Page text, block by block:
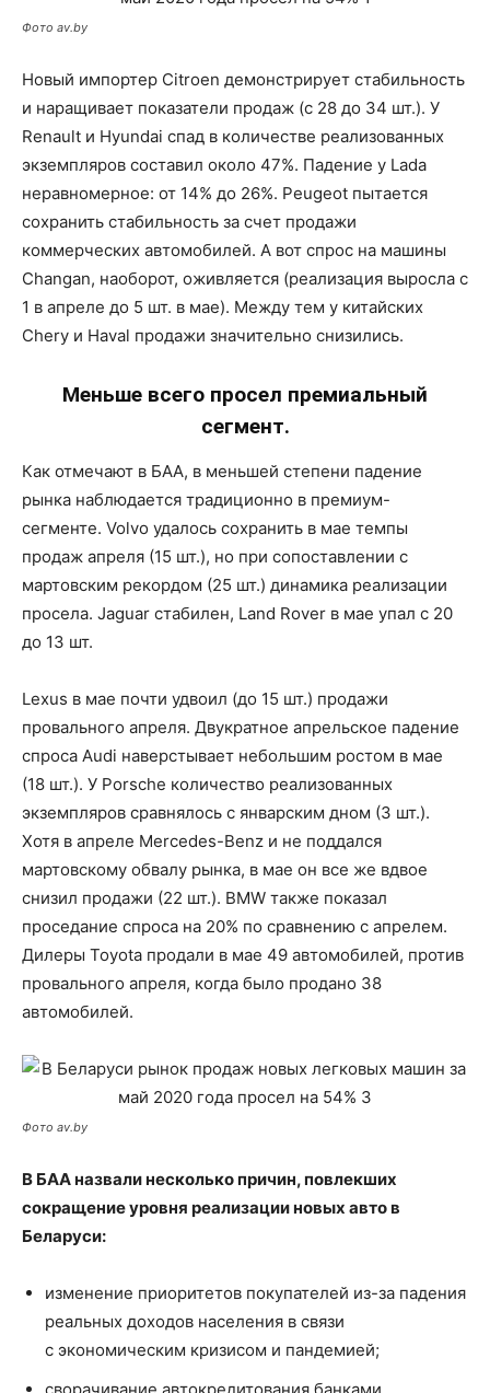
Фото av.by
Новый импортер Citroen демонстрирует стабильность
и наращивает показатели продаж (с 28 до 34 шт.). У
Renault и Hyundai спад в количестве реализованных
экземпляров составил около 47%. Падение у Lada
неравномерное: от 14% до 26%. Peugeot пытается
сохранить стабильность за счет продажи
коммерческих автомобилей. А вот спрос на машины
Changan, наоборот, оживляется (реализация выросла с
1 в апреле до 5 шт. в мае). Между тем у китайских
Chery и Haval продажи значительно снизились.
Меньше всего просел премиальный
сегмент.
Как отмечают в БАА, в меньшей степени падение
рынка наблюдается традиционно в премиум-
сегменте. Volvo удалось сохранить в мае темпы
продаж апреля (15 шт.), но при сопоставлении с
мартовским рекордом (25 шт.) динамика реализации
просела. Jaguar стабилен, Land Rover в мае упал с 20
до 13 шт.
Lexus в мае почти удвоил (до 15 шт.) продажи
провального апреля. Двукратное апрельское падение
спроса Audi наверстывает небольшим ростом в мае
(18 шт.). У Porsche количество реализованных
экземпляров сравнялось с январским дном (3 шт.).
Хотя в апреле Mercedes-Benz и не поддался
мартовскому обвалу рынка, в мае он все же вдвое
снизил продажи (22 шт.). BMW также показал
проседание спроса на 20% по сравнению с апрелем.
Дилеры Toyota продали в мае 49 автомобилей, против
провального апреля, когда было продано 38
автомобилей.
Фото av.by
В БАА назвали несколько причин, повлекших
сокращение уровня реализации новых авто в
Беларуси:
изменение приоритетов покупателей из-за падения
реальных доходов населения в связи
с экономическим кризисом и пандемией;